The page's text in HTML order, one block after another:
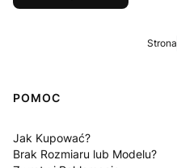
Strona
Linki w stopce
POMOC
Jak Kupować?
Brak Rozmiaru lub Modelu?